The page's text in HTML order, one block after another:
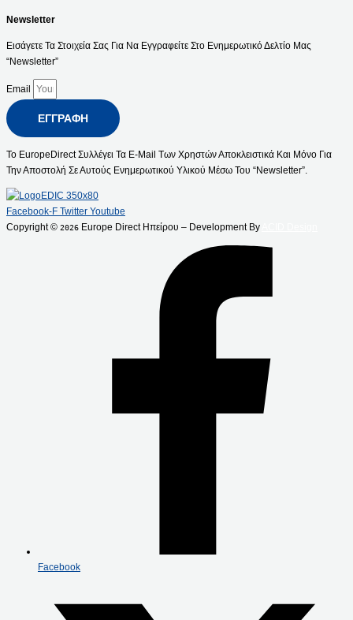
Newsletter
Εισάγετε Τα Στοιχεία Σας Για Να Εγγραφείτε Στο Ενημερωτικό Δελτίο Μας
“Newsletter”
Email
ΕΓΓΡΑΦΉ
Το EuropeDirect Συλλέγει Τα E-Mail Των Χρηστών Αποκλειστικά Και Μόνο Για
Την Αποστολή Σε Αυτούς Ενημερωτικού Υλικού Μέσω Του “Newsletter”.
Facebook-F Twitter Youtube
Copyright © 2026 Europe Direct Ηπείρου – Development By
Facebook